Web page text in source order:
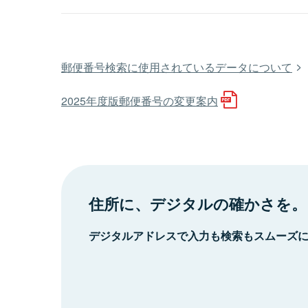
郵便番号検索に使用されているデータについて
2025年度版郵便番号の変更案内
住所に、デジタルの確かさを。
デジタルアドレスで入力も検索もスムーズ